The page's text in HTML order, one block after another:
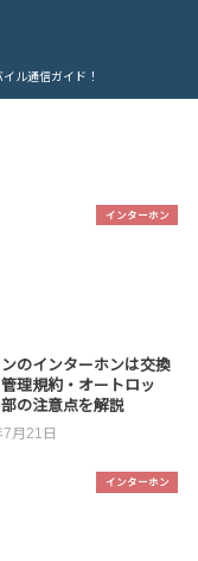
ル通信ガイド！
インターホン
のインターホンは交換
理規約・オートロッ
の注意点を解説
月21日
インターホン